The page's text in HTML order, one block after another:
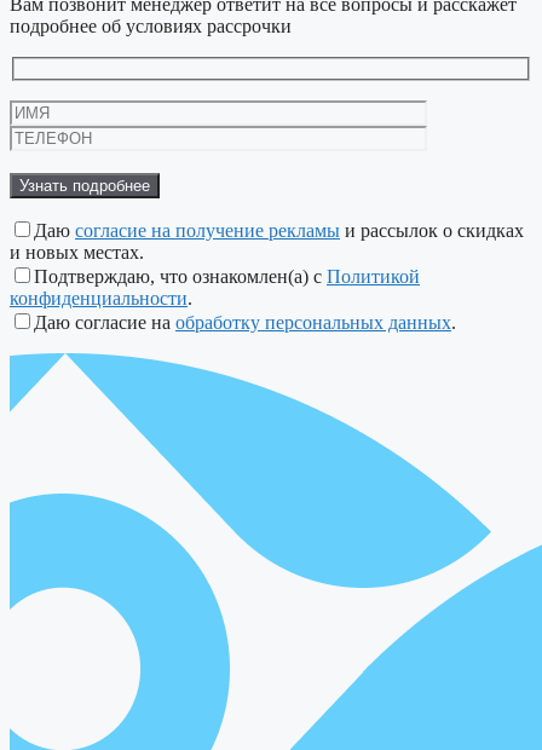
Вам позвонит менеджер ответит на все вопросы и расскажет
подробнее об условиях рассрочки
Даю согласие на получение рекламы и рассылок о скидках
и новых местах.
Подтверждаю, что ознакомлен(а) с Политикой
конфиденциальности.
Даю согласие на обработку персональных данных.